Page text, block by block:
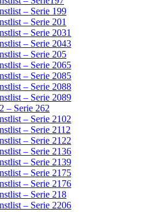
– Serie 199
– Serie 201
– Serie 2031
– Serie 2043
– Serie 205
– Serie 2065
– Serie 2085
– Serie 2088
– Serie 2089
– Serie 262
– Serie 2102
– Serie 2112
– Serie 2122
– Serie 2136
– Serie 2139
– Serie 2175
– Serie 2176
– Serie 218
– Serie 2206